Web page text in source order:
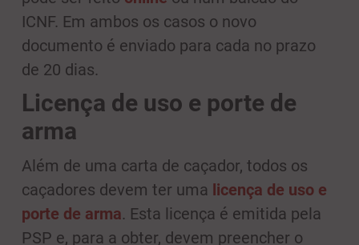
ICNF. Em ambos os casos o novo
documento é enviado para cada no prazo
de 20 dias.
Licença de uso e porte de
arma
Além de uma carta de caçador, todos os
caçadores devem ter uma licença de uso e
porte de arma. Esta licença é emitida pela
PSP e, para a obter, devem preencher o